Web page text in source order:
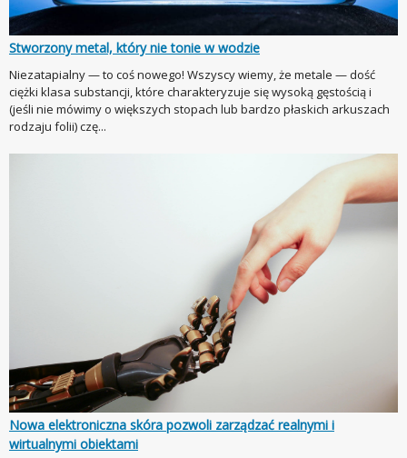
Stworzony metal, który nie tonie w wodzie
Niezatapialny — to coś nowego! Wszyscy wiemy, że metale — dość
ciężki klasa substancji, które charakteryzuje się wysoką gęstością i
(jeśli nie mówimy o większych stopach lub bardzo płaskich arkuszach
rodzaju folii) czę...
Nowa elektroniczna skóra pozwoli zarządzać realnymi i
wirtualnymi obiektami